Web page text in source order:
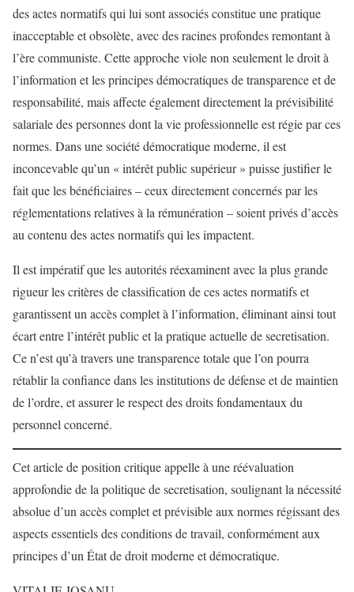
des actes normatifs qui lui sont associés constitue une pratique
inacceptable et obsolète, avec des racines profondes remontant à
l’ère communiste. Cette approche viole non seulement le droit à
l’information et les principes démocratiques de transparence et de
responsabilité, mais affecte également directement la prévisibilité
salariale des personnes dont la vie professionnelle est régie par ces
normes. Dans une société démocratique moderne, il est
inconcevable qu’un « intérêt public supérieur » puisse justifier le
fait que les bénéficiaires – ceux directement concernés par les
réglementations relatives à la rémunération – soient privés d’accès
au contenu des actes normatifs qui les impactent.
Il est impératif que les autorités réexaminent avec la plus grande
rigueur les critères de classification de ces actes normatifs et
garantissent un accès complet à l’information, éliminant ainsi tout
écart entre l’intérêt public et la pratique actuelle de secretisation.
Ce n’est qu’à travers une transparence totale que l’on pourra
rétablir la confiance dans les institutions de défense et de maintien
de l’ordre, et assurer le respect des droits fondamentaux du
personnel concerné.
Cet article de position critique appelle à une réévaluation
approfondie de la politique de secretisation, soulignant la nécessité
absolue d’un accès complet et prévisible aux normes régissant des
aspects essentiels des conditions de travail, conformément aux
principes d’un État de droit moderne et démocratique.